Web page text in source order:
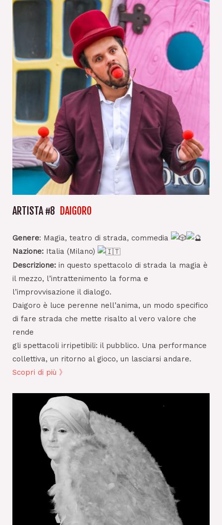
ARTISTA #8 DAIGORO
Genere: Magia, teatro di strada, commedia
Nazione: Italia (Milano)
Descrizione: in questo spettacolo di strada la magia è
il mezzo, l’intrattenimento la forma e
l’improvvisazione il dialogo.
Daigoro è luce perenne nell’anima, un modo specifico
di fare strada che mette risalto al vero valore che
rende
gli spettacoli irripetibili: il pubblico. Una performance
collettiva, un ritorno al gioco, un lasciarsi andare.
Scopri di più 》